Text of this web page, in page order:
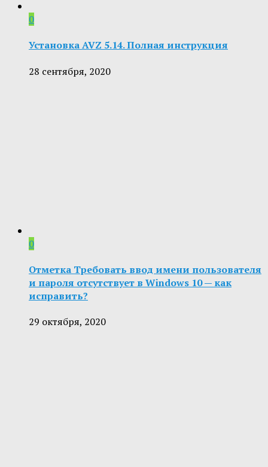
0
Установка AVZ 5.14. Полная инструкция
28 сентября, 2020
0
Отметка Требовать ввод имени пользователя
и пароля отсутствует в Windows 10 — как
исправить?
29 октября, 2020